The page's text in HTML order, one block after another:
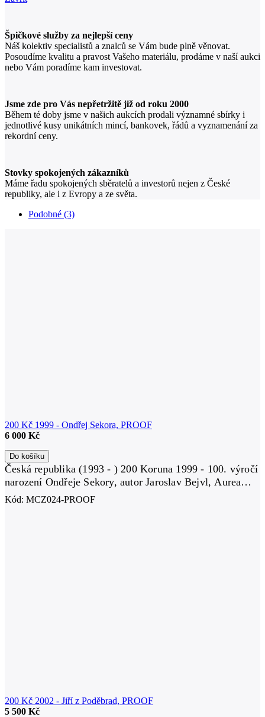
Špičkové služby za nejlepší ceny
Náš kolektiv specialistů a znalců se Vám bude plně věnovat.
Posoudíme kvalitu a pravost Vašeho materiálu, prodáme v naší aukci
nebo Vám poradíme kam investovat.
Jsme zde pro Vás nepřetržitě již od roku 2000
Během té doby jsme v našich aukcích prodali významné sbírky i
jednotlivé kusy unikátních mincí, bankovek, řádů a vyznamenání za
rekordní ceny.
Stovky spokojených zákazníků
Máme řadu spokojených sběratelů a investorů nejen z České
republiky, ale i z Evropy a ze světa.
Podobné (3)
200 Kč 1999 - Ondřej Sekora, PROOF
6 000 Kč
Do košíku
Česká republika (1993 - ) 200 Koruna 1999 - 100. výročí
narození Ondřeje Sekory, autor Jaroslav Bejvl, Aurea
C124, etue, certifikát, PROOF Ag 0,900, 31 mm (13 g),
Kód: MCZ024-PROOF
200 Kč 2002 - Jiří z Poděbrad, PROOF
5 500 Kč